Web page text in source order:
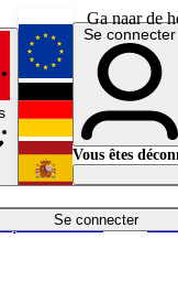
Ga naar de
Se connecter
Économie
English
Deutsch
Español
Se connecter
Vous êtes